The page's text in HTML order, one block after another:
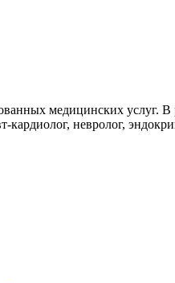
медицинских услуг. В
невролог,